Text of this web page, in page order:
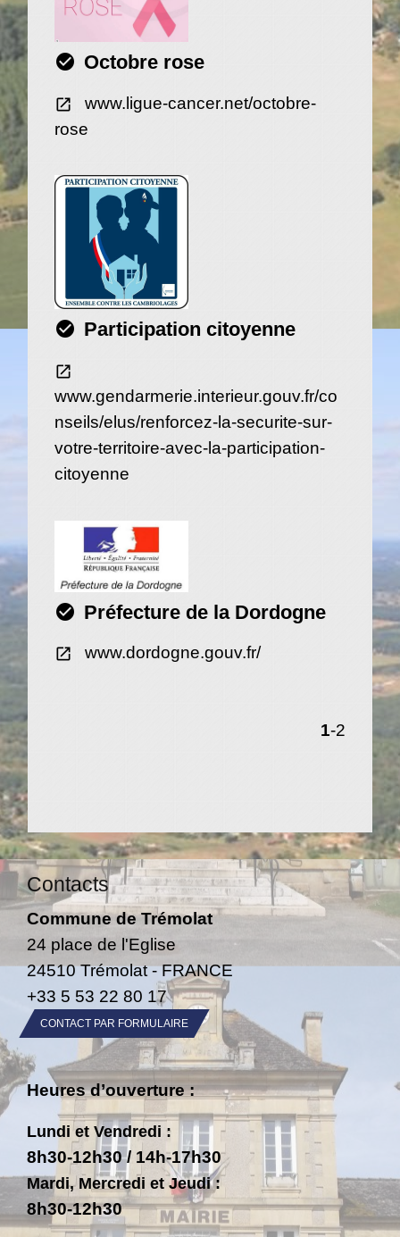
check_circle Octobre rose
open_in_new
www.ligue-cancer.net/octobre-
rose
check_circle Participation citoyenne
open_in_new
www.gendarmerie.interieur.gouv.fr/co
nseils/elus/renforcez-la-securite-sur-
votre-territoire-avec-la-participation-
citoyenne
check_circle Préfecture de la Dordogne
open_in_new www.dordogne.gouv.fr/
1-2
Contacts
Commune de Trémolat
24 place de l'Eglise
24510 Trémolat - FRANCE
+33 5 53 22 80 17
CONTACT PAR FORMULAIRE
Heures d’ouverture :
Lundi et Vendredi :
8h30-12h30 / 14h-17h30
Mardi, Mercredi et Jeudi :
8h30-12h30